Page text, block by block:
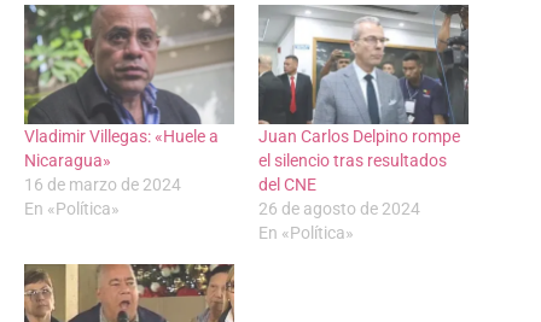
Vladimir Villegas: «Huele a
Nicaragua»
16 de marzo de 2024
En «Política»
Juan Carlos Delpino rompe
el silencio tras resultados
del CNE
26 de agosto de 2024
En «Política»